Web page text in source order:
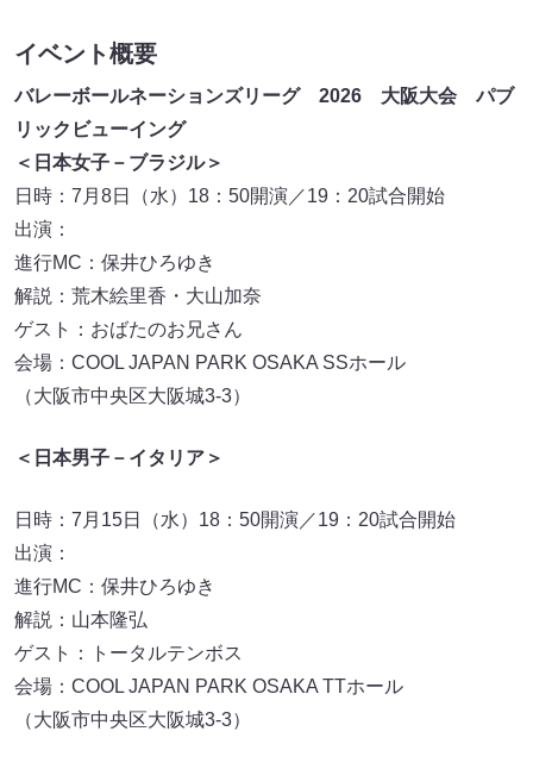
イベント概要
バレーボールネーションズリーグ 2026 大阪大会 パブ
リックビューイング
＜日本女子－ブラジル＞
日時：7月8日（水）18：50開演／19：20試合開始
出演：
進行MC：保井ひろゆき
解説：荒木絵里香・大山加奈
ゲスト：おばたのお兄さん
会場：COOL JAPAN PARK OSAKA SSホール
（大阪市中央区大阪城3-3）
＜日本男子－イタリア＞
日時：7月15日（水）18：50開演／19：20試合開始
出演：
進行MC：保井ひろゆき
解説：山本隆弘
ゲスト：トータルテンボス
会場：COOL JAPAN PARK OSAKA TTホール
（大阪市中央区大阪城3-3）